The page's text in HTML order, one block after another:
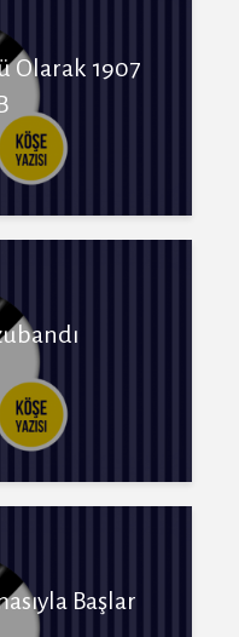
Olarak 1907
Başlar